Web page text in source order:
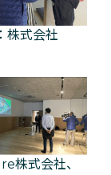
株式会社
株式会社、